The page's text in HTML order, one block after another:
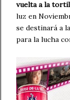
vuelta a la
luz en
se destinará a la
para la lucha